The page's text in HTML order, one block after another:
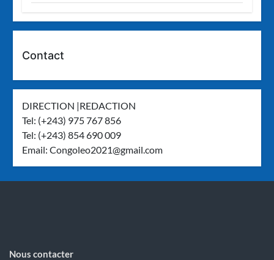
Contact
DIRECTION |REDACTION
Tel: (+243) 975 767 856
Tel: (+243) 854 690 009
Email:Congoleo2021@gmail.com
Nous contacter